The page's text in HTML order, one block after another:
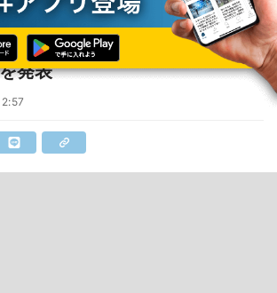
に向けた最終協議を行っていることを発表
と合併に向けた最終協議を行
発表